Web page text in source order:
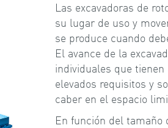
Las excavadoras de
su lugar de uso y
se produce cuando
El avance de la
individuales que
elevados requisitos y
caber en el espacio
En función del tamaño